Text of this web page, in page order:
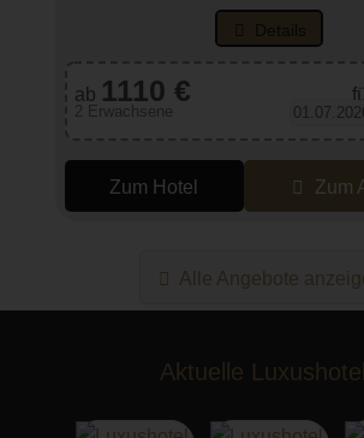
Aktuelle
ab 1110 €
2 Erwachsene
Zum Hotel Zum
Alle Angebote